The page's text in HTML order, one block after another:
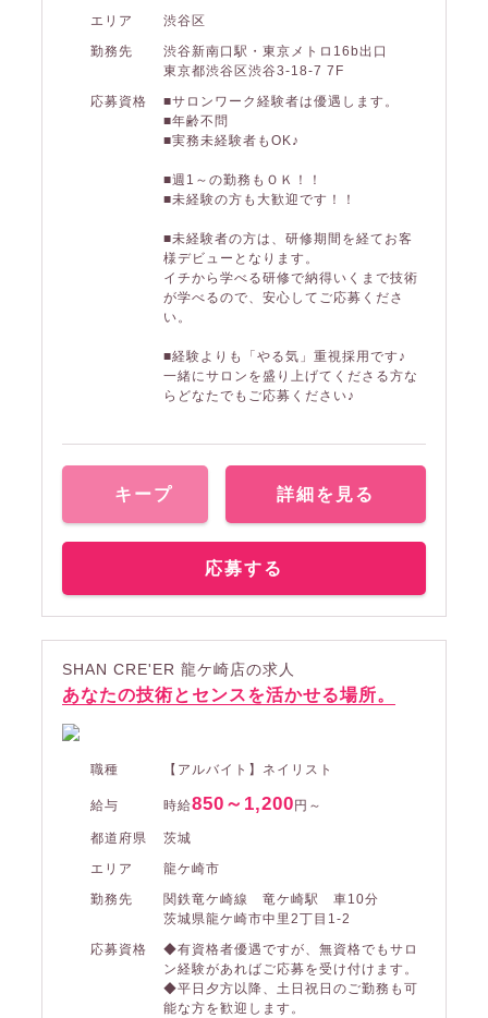
エリア
渋谷区
勤務先
渋谷新南口駅・東京メトロ16b出口
東京都渋谷区渋谷3-18-7 7F
応募資格
■サロンワーク経験者は優遇します。
■年齢不問
■実務未経験者もOK♪
■週1～の勤務もＯＫ！！
■未経験の方も大歓迎です！！
■未経験者の方は、研修期間を経てお客
様デビューとなります。
イチから学べる研修で納得いくまで技術
が学べるので、安心してご応募くださ
い。
■経験よりも「やる気」重視採用です♪
一緒にサロンを盛り上げてくださる方な
らどなたでもご応募ください♪
キープ 詳細を見る
応募する
SHAN CRE'ER 龍ケ崎店の求人
あなたの技術とセンスを活かせる場所。
職種 【アルバイト】ネイリスト
給与 時給850～1,200 円～
都道府県
茨城
エリア
龍ケ崎市
勤務先
関鉄竜ケ崎線 竜ケ崎駅 車10分
茨城県龍ケ崎市中里2丁目1-2
応募資格
◆有資格者優遇ですが、無資格でもサロ
ン経験があればご応募を受け付けます。
◆平日夕方以降、土日祝日のご勤務も可
能な方を歓迎します。